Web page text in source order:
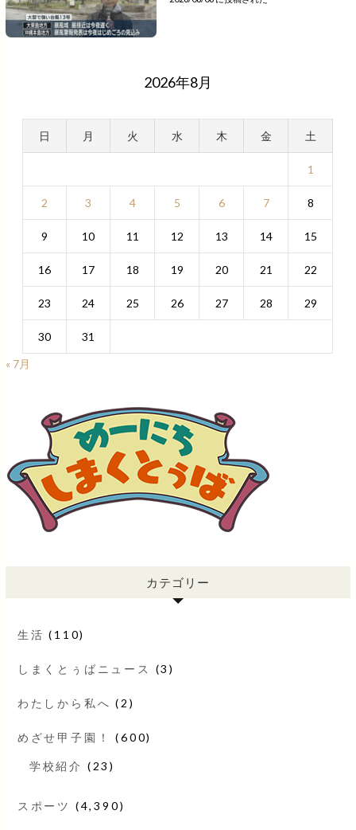
2026年8月
日 月 火 水 木 金 土
1
2 3 4 5 6 7 8
9 10 11 12 13 14 15
16 17 18 19 20 21 22
23 24 25 26 27 28 29
30
31
« 7月
カテゴリー
生活 (110)
しまくとぅばニュース (3)
わたしから私へ (2)
めざせ甲子園！ (600)
学校紹介 (23)
スポーツ (4,390)